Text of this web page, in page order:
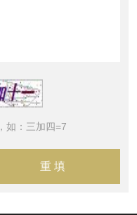
如：三加四=7